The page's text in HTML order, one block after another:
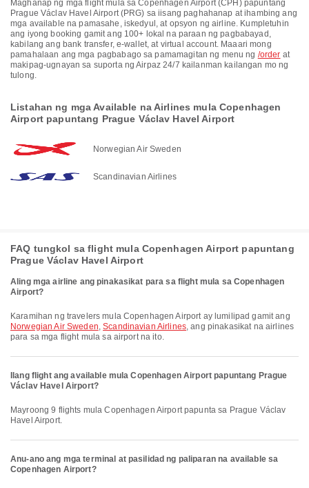
Maghanap ng mga flight mula sa Copenhagen Airport (CPH) papuntang
Prague Václav Havel Airport (PRG) sa iisang paghahanap at ihambing ang
mga available na pamasahe, iskedyul, at opsyon ng airline. Kumpletuhin
ang iyong booking gamit ang 100+ lokal na paraan ng pagbabayad,
kabilang ang bank transfer, e-wallet, at virtual account. Maaari mong
pamahalaan ang mga pagbabago sa pamamagitan ng menu ng /order at
makipag-ugnayan sa suporta ng Airpaz 24/7 kailanman kailangan mo ng
tulong.
Listahan ng mga Available na Airlines mula Copenhagen
Airport papuntang Prague Václav Havel Airport
Norwegian Air Sweden
Scandinavian Airlines
FAQ tungkol sa flight mula Copenhagen Airport papuntang
Prague Václav Havel Airport
Aling mga airline ang pinakasikat para sa flight mula sa Copenhagen
Airport?
Karamihan ng travelers mula Copenhagen Airport ay lumilipad gamit ang
Norwegian Air Sweden,Scandinavian Airlines, ang pinakasikat na airlines
para sa mga flight mula sa airport na ito.
Ilang flight ang available mula Copenhagen Airport papuntang Prague
Václav Havel Airport?
Mayroong 9 flights mula Copenhagen Airport papunta sa Prague Václav
Havel Airport.
Anu-ano ang mga terminal at pasilidad ng paliparan na available sa
Copenhagen Airport?